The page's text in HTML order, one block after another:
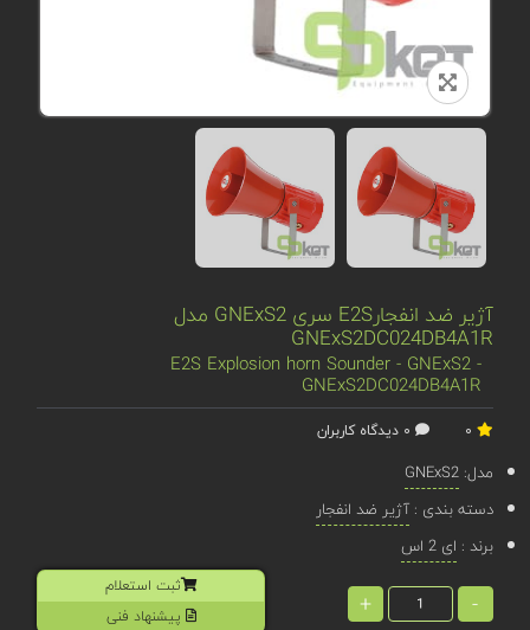
آژیر ضد انفجارE2S سری GNExS2 مدل
GNExS2DC024DB4A1R
E2S Explosion horn Sounder - GNExS2 -
GNExS2DC024DB4A1R
مدل:GNExS2
دسته بندی :آژیر ضد انفجار
برند : ای 2 اس
-
+
ثبت استعلام
پیشنهاد فنی